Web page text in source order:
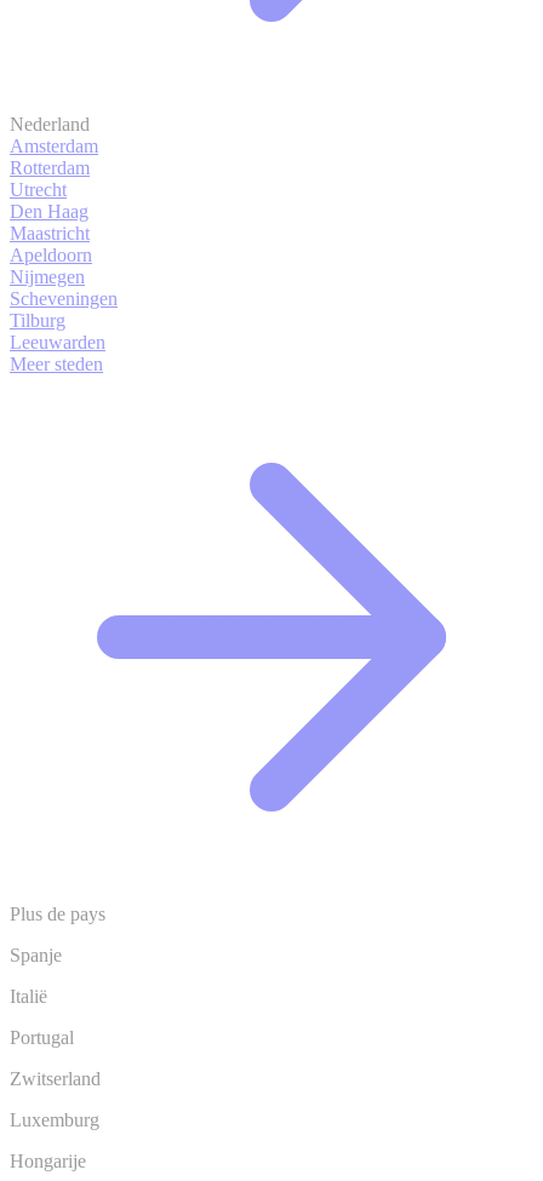
Nederland
Amsterdam
Rotterdam
Utrecht
Den Haag
Maastricht
Apeldoorn
Nijmegen
Scheveningen
Tilburg
Leeuwarden
Meer steden
Plus de pays
Spanje
Italië
Portugal
Zwitserland
Luxemburg
Hongarije